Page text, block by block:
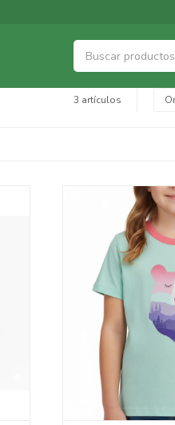
3 artículos